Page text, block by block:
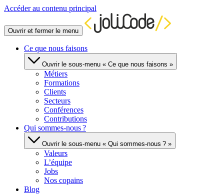
Accéder au contenu principal
Ouvrir et fermer le menu
Ce que nous faisons
Ouvrir le sous-menu « Ce que nous faisons »
Métiers
Formations
Clients
Secteurs
Conférences
Contributions
Qui sommes-nous ?
Ouvrir le sous-menu « Qui sommes-nous ? »
Valeurs
L’équipe
Jobs
Nos copains
Blog